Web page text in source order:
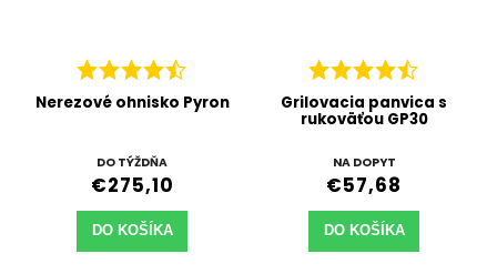
Nerezové ohnisko Pyron
DO TÝŽDŇA
€275,10
DO KOŠÍKA
Grilovacia panvica s
rukoväťou GP30
NA DOPYT
€57,68
DO KOŠÍKA